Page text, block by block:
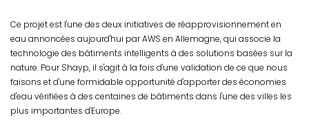
Ce projet est l'une des deux initiatives de réapprovisionnement en
eau annoncées aujourd'hui par AWS en Allemagne, qui associe la
technologie des bâtiments intelligents à des solutions basées sur la
nature. Pour Shayp, il s'agit à la fois d'une validation de ce que nous
faisons et d'une formidable opportunité d'apporter des économies
d'eau vérifiées à des centaines de bâtiments dans l'une des villes les
plus importantes d'Europe.